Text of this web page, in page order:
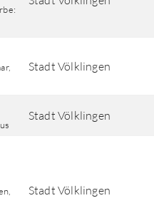
Stadt Völklingen
Stadt Völklingen
Stadt Völklingen